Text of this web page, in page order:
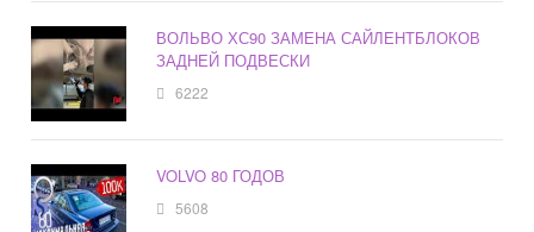
ВОЛЬВО ХС90 ЗАМЕНА САЙЛЕНТБЛОКОВ
ЗАДНЕЙ ПОДВЕСКИ
6222
VOLVO 80 ГОДОВ
5608